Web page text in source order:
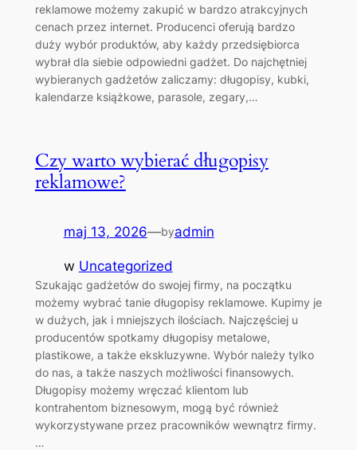
reklamowe możemy zakupić w bardzo atrakcyjnych
cenach przez internet. Producenci oferują bardzo
duży wybór produktów, aby każdy przedsiębiorca
wybrał dla siebie odpowiedni gadżet. Do najchętniej
wybieranych gadżetów zaliczamy: długopisy, kubki,
kalendarze książkowe, parasole, zegary,…
Czy warto wybierać długopisy
reklamowe?
maj 13, 2026—byadmin
w Uncategorized
Szukając gadżetów do swojej firmy, na początku
możemy wybrać tanie długopisy reklamowe. Kupimy je
w dużych, jak i mniejszych ilościach. Najczęściej u
producentów spotkamy długopisy metalowe,
plastikowe, a także ekskluzywne. Wybór należy tylko
do nas, a także naszych możliwości finansowych.
Długopisy możemy wręczać klientom lub
kontrahentom biznesowym, mogą być również
wykorzystywane przez pracowników wewnątrz firmy.
…